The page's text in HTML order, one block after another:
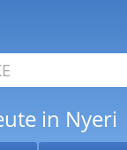
in Nyeri